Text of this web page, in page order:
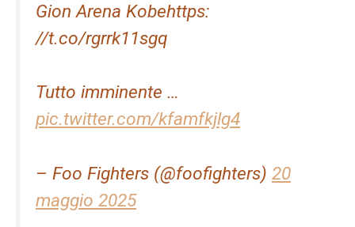
Gion Arena Kobehttps:
//t.co/rgrrk11sgq
Tutto imminente …
pic.twitter.com/kfamfkjlg4
– Foo Fighters (@foofighters) 20
maggio 2025